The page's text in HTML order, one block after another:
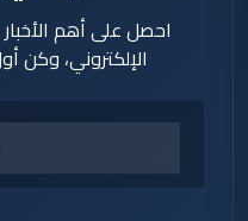
احصل على أهم الأخبار
الإلكتروني، وكن